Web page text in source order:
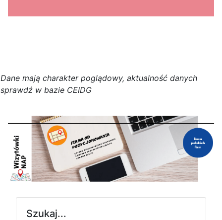
Dane mają charakter poglądowy, aktualność danych
sprawdź w bazie CEIDG
Szukaj...